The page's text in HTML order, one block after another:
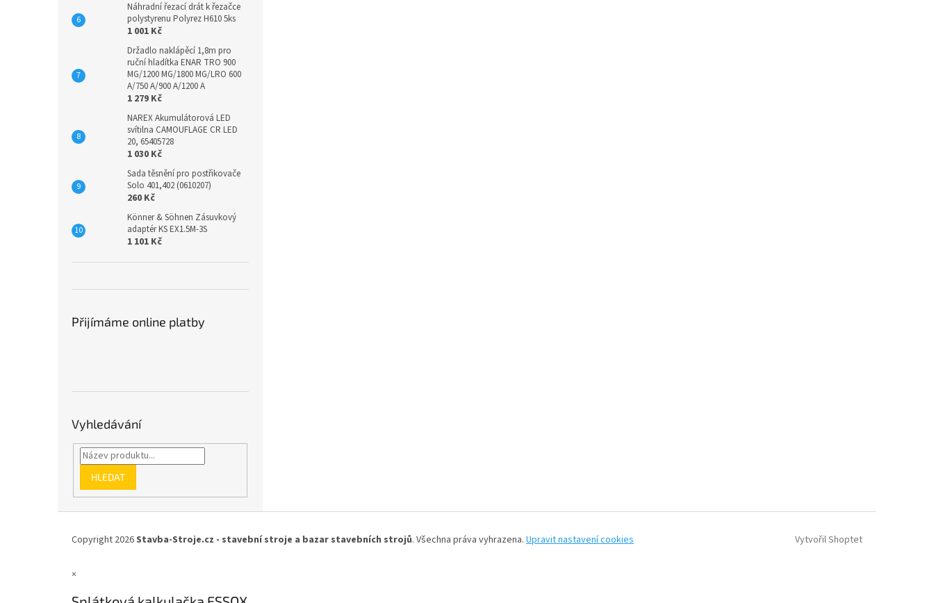
Náhradní řezací drát k řezačce
polystyrenu Polyrez H610 5ks
1 001 Kč
Držadlo naklápěcí 1,8m pro
ruční hladítka ENAR TRO 900
MG/1200 MG/1800 MG/LRO 600
A/750 A/900 A/1200 A
1 279 Kč
NAREX Akumulátorová LED
svítilna CAMOUFLAGE CR LED
20, 65405728
1 030 Kč
Sada těsnění pro postřikovače
Solo 401,402 (0610207)
260 Kč
Könner & Söhnen Zásuvkový
adaptér KS EX1.5M-3S
1 101 Kč
Přijímáme online platby
Vyhledávání
HLEDAT
Vytvořil Shoptet
Copyright 2026Stavba-Stroje.cz - stavební stroje a bazar stavebních strojů. Všechna práva vyhrazena. Upravit nastavení cookies
×